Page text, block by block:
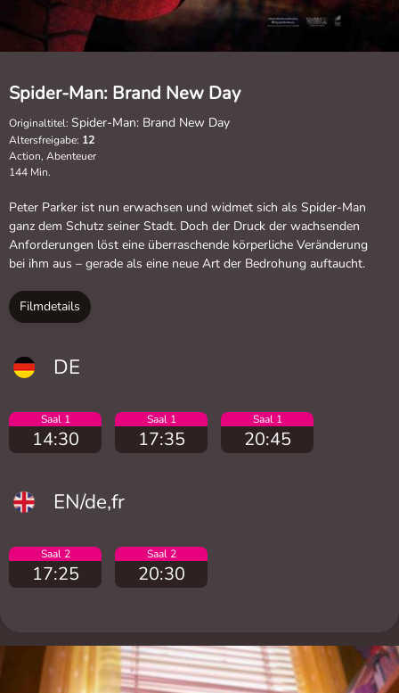
Spider-Man: Brand New Day
Originaltitel: Spider-Man: Brand New Day
Altersfreigabe: 12
Action, Abenteuer
144 Min.
Peter Parker ist nun erwachsen und widmet sich als Spider-Man
ganz dem Schutz seiner Stadt. Doch der Druck der wachsenden
Anforderungen löst eine überraschende körperliche Veränderung
bei ihm aus – gerade als eine neue Art der Bedrohung auftaucht.
Filmdetails
DE
Saal 1
14:30
Saal 1
17:35
Saal 1
20:45
EN/de,fr
Saal 2
17:25
Saal 2
20:30